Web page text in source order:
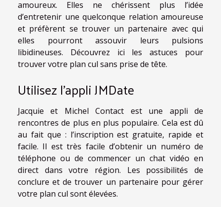
amoureux. Elles ne chérissent plus l’idée
d’entretenir une quelconque relation amoureuse
et préfèrent se trouver un partenaire avec qui
elles pourront assouvir leurs pulsions
libidineuses. Découvrez ici les astuces pour
trouver votre plan cul sans prise de tête.
Utilisez l’appli JMDate
Jacquie et Michel Contact est une appli de
rencontres de plus en plus populaire. Cela est dû
au fait que : l’inscription est gratuite, rapide et
facile. Il est très facile d’obtenir un numéro de
téléphone ou de commencer un chat vidéo en
direct dans votre région. Les possibilités de
conclure et de trouver un partenaire pour gérer
votre plan cul sont élevées.